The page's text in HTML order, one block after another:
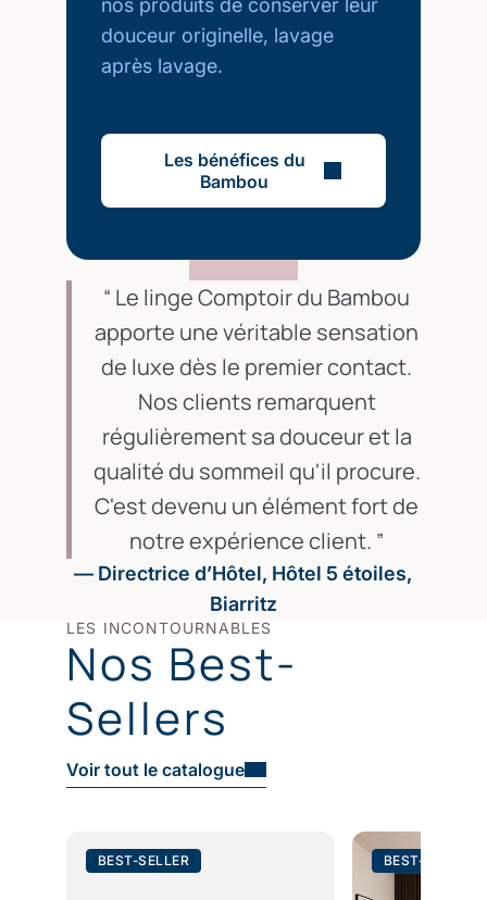
nos produits de conserver leur
douceur originelle, lavage
après lavage.
Les bénéfices du
Bambou
Le linge Comptoir du Bambou
apporte une véritable sensation
de luxe dès le premier contact.
Nos clients remarquent
régulièrement sa douceur et la
qualité du sommeil qu'il procure.
C'est devenu un élément fort de
notre expérience client.
— Directrice d’Hôtel, Hôtel 5 étoiles,
Biarritz
LES INCONTOURNABLES
Nos Best-
Sellers
Voir tout le catalogue
BEST-SELLER BEST-SELLER